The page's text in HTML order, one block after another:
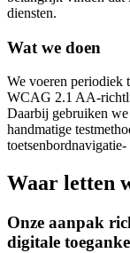
diensten.
Wat we doen
We voeren periodiek
WCAG 2.1 AA-
Daarbij gebruiken we
handmatige
toetsenbordnavigatie-
Waar letten
Onze aanpak
digitale